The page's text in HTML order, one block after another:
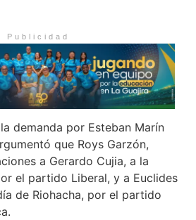
Publicidad
demanda por Esteban Marín
que Roys Garzón,
a Gerardo Cujia, a la
el partido Liberal, y a Euclides
de Riohacha, por el partido